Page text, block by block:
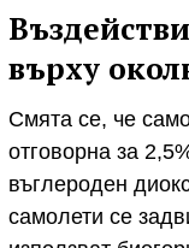
върху
Смята се, че
отговорна за
въглероден
самолети се